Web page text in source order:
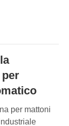
per mattoni